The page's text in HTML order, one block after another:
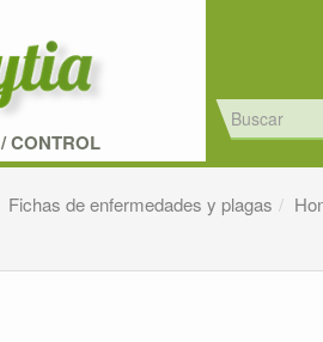
/CONTROL
Fichas de enfermedades y plagas